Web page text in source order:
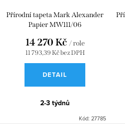
Přírodní tapeta Mark Alexander
Papier MW111/06
11 793,39 Kč bez DPH
14 270 Kč / role
DETAIL
2-3 týdnů
Kód: 27785